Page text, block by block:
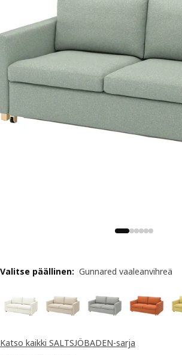
Katso kaikki SALTSJÖBADEN-sarja
Valitse päällinen: Gunnared vaaleanvihreä